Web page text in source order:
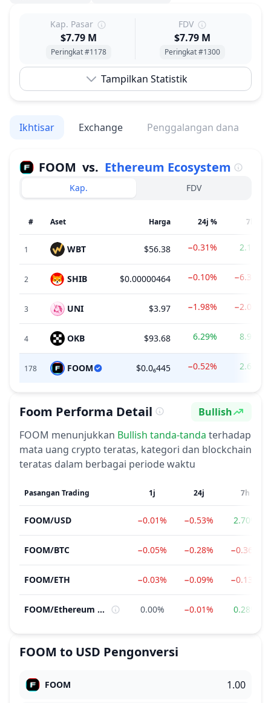
Kap. Pasar
$7.79 M
Peringkat #1178
FDV
$7.79 M
Peringkat #1300
Tampilkan Statistik
Ikhtisar Exchange Penggalangan dana
FOOM vs. Ethereum Ecosystem
Kap. FDV
# Aset Harga 24j % 7h %
1 WBT $56.38 −0.31% 2.13%
2 SHIB $0.00000464 −0.10% −6.33%
3 UNI $3.97 −1.98% −2.09%
4 OKB $93.68 6.29% 8.98%
178 FOOM $0.0₆445 −0.52% 2.68%
Foom Performa Detail Sentimen
Bullish
FOOM menunjukkan Bullish tanda-tanda terhadap
mata uang crypto teratas, kategori dan blockchain
teratas dalam berbagai periode waktu
Pasangan Trading 1j 24j 7h
FOOM/USD −0.01% −0.53% 2.70%
FOOM/BTC −0.05% −0.28% −0.36%
FOOM/ETH −0.03% −0.09% −0.13%
FOOM/ Ethereum Ecosystem 0.00% −0.01% 0.28%
FOOM to USD Pengonversi
FOOM